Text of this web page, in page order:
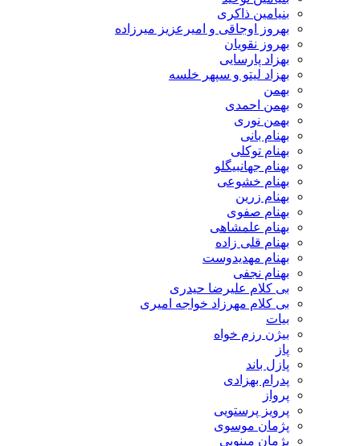
بنیامین ذاکری
بهروز اوجاقی و امیرعزیز میرزاده
بهروز نقویان
بهزاد پارسایی
بهزاد لیتو و سپهر خلسه
بهمن
بهمن احمدی
بهمن نوری
بهنام بانی
بهنام توکلی
بهنام جهانبیگلو
بهنام خشوعی
بهنام زرین
بهنام صفوی
بهنام علمشاهی
بهنام قلی زاده
بهنام مهدیدوست
بهنام نجفی
بی کلام علیرضا حیدری
بی کلام مهرزاد خواجه امیری
بیات
بیژن رزم خواه
پاز
پازل باند
پدرام بهزادی
پرواز
پرویز پرستویی
پژمان موسوی
پژمان مینویی